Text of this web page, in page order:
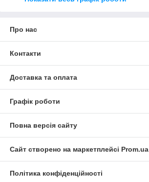
Про нас
Контакти
Доставка та оплата
Графік роботи
Повна версія сайту
Сайт створено на маркетплейсі Prom.ua
Політика конфіденційності